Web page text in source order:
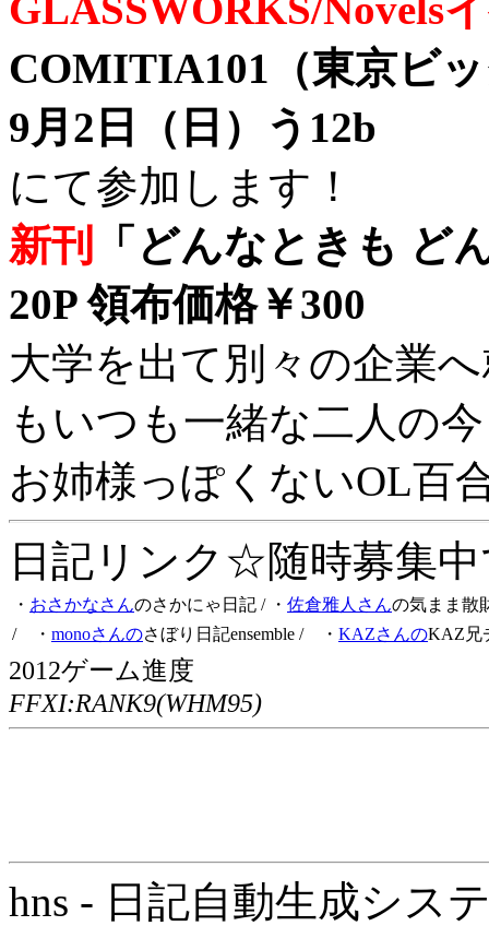
COMITIA101（東京ビ
9月2日（日）う12b
にて参加します！
新刊
「どんなときも ど
20P 領布価格￥300
大学を出て別々の企業
もいつも一緒な二人の
お姉様っぽくないOL百
日記リンク☆随時募集
・ おさかなさんのさかにゃ日記 / ・ 佐倉雅人さんの気まま散
/ ・ monoさんのさぼり日記ensemble / ・ KAZさんのKAZ兄
2012ゲーム進度
FFXI:RANK9(WHM95)
hns - 日記自動生成シス